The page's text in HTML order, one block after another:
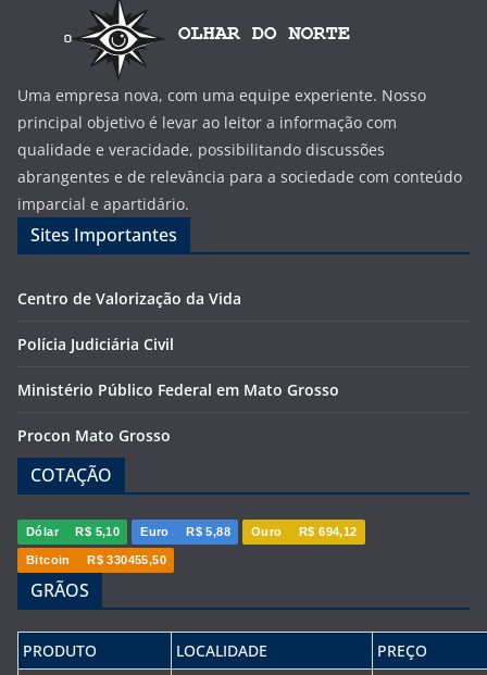
Uma empresa nova, com uma equipe experiente. Nosso
principal objetivo é levar ao leitor a informação com
qualidade e veracidade, possibilitando discussões
abrangentes e de relevância para a sociedade com conteúdo
imparcial e apartidário.
Sites Importantes
Centro de Valorização da Vida
Polícia Judiciária Civil
Ministério Público Federal em Mato Grosso
Procon Mato Grosso
COTAÇÃO
Dólar R$ 5,10 Euro R$ 5,88 Ouro R$ 694,12
Bitcoin R$ 330455,50
GRÃOS
PRODUTO LOCALIDADE
PREÇO